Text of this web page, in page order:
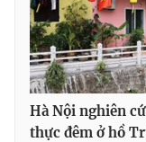
® Cấm sao chép
thuận bằng văn bản.
thông tin từ website
Hà Nội nghiên
thực đêm ở hồ